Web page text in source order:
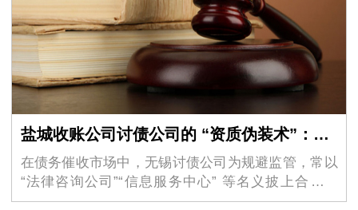
盐城收账公司讨债公司的 “资质伪装术”：如何识别虚假的 “法律咨询” 外衣？
在债务催收市场中，无锡讨债公司为规避监管，常以
“法律咨询公司”“信息服务中心” 等名义披上合法外
衣，其隐蔽性极强的 …